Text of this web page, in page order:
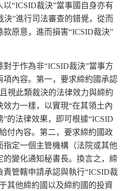
“ICSID裁決”當事國自身亦有
決”進行司法審查的錯覺，從而
原意，進而損害“ICSID裁決”
對于作為非“ICSID裁決”當事方
內容。第一，要求締約國承認
視此類裁決的法律效力與締約
效力一樣，以實現“在其領土內
的法律效果，即可根據“ICSID
付內容。第二，要求締約國政
指定一個主管機構（法院或其他
的變化通知秘書長。換言之，締
管轄申請承認與執行“ICSID裁
其他締約國以及締約國的投資